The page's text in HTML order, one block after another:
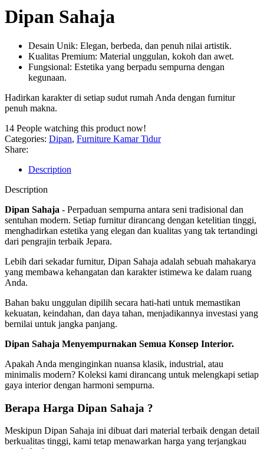
Dipan Sahaja
Desain Unik: Elegan, berbeda, dan penuh nilai artistik.
Kualitas Premium: Material unggulan, kokoh dan awet.
Fungsional: Estetika yang berpadu sempurna dengan
kegunaan.
Hadirkan karakter di setiap sudut rumah Anda dengan furnitur
penuh makna.
14 People watching this product now!
Categories: Dipan, Furniture Kamar Tidur
Share:
Description
Description
Dipan Sahaja - Perpaduan sempurna antara seni tradisional dan
sentuhan modern. Setiap furnitur dirancang dengan ketelitian tinggi,
menghadirkan estetika yang elegan dan kualitas yang tak tertandingi
dari pengrajin terbaik Jepara.
Lebih dari sekadar furnitur, Dipan Sahaja adalah sebuah mahakarya
yang membawa kehangatan dan karakter istimewa ke dalam ruang
Anda.
Bahan baku unggulan dipilih secara hati-hati untuk memastikan
kekuatan, keindahan, dan daya tahan, menjadikannya investasi yang
bernilai untuk jangka panjang.
Dipan Sahaja Menyempurnakan Semua Konsep Interior.
Apakah Anda menginginkan nuansa klasik, industrial, atau
minimalis modern? Koleksi kami dirancang untuk melengkapi setiap
gaya interior dengan harmoni sempurna.
Berapa Harga Dipan Sahaja ?
Meskipun Dipan Sahaja ini dibuat dari material terbaik dengan detail
berkualitas tinggi, kami tetap menawarkan harga yang terjangkau